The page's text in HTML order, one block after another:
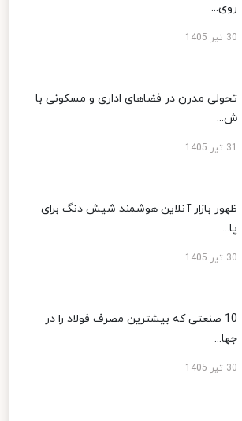
روی...
30 تیر 1405
تحولی مدرن در فضاهای اداری و مسکونی با
ش...
ظهور بازار آنلاین هوشمند شیش دنگ برای
پا...
30 تیر 1405
10 صنعتی که بیشترین مصرف فولاد را در
جها...
30 تیر 1405